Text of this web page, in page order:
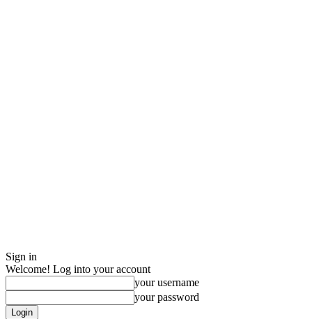
Sign in
Welcome! Log into your account
your username
your password